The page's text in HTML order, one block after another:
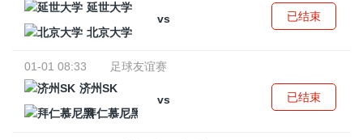
延世大学
vs
北京大学
已结束
01-01 08:33
足球友谊赛
济州SK
vs
拜仁慕尼黑
已结束